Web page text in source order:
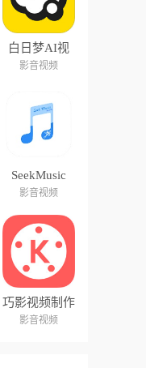
白日梦AI视
频创作
影音视频
SeekMusic
影音视频
巧影视频制作
软件
影音视频